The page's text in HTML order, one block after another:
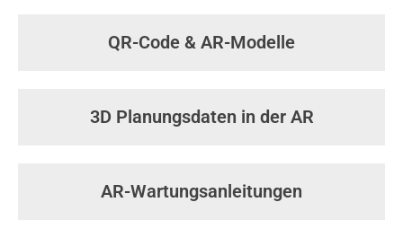
QR-Code & AR-Modelle
3D Planungsdaten in der AR
AR-Wartungsanleitungen